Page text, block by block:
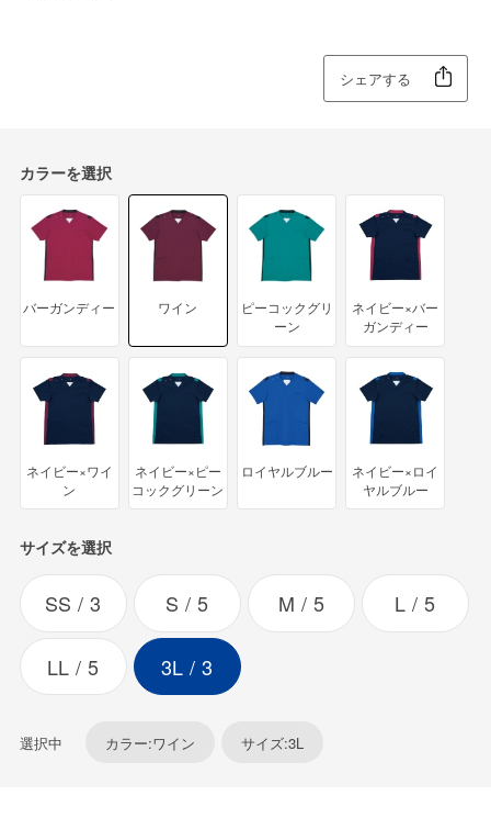
シェアする
カラーを選択
バーガンディー ワイン
ピーコックグリ
ーン
ネイビー×バー
ガンディー
ネイビー×ワイ
ン
ネイビー×ピー
コックグリーン
ロイヤルブルー
ネイビー×ロイ
ヤルブルー
サイズを選択
SS 3 S 5 M 5 L 5
LL 5 3L 3
選択中 カラー:ワイン サイズ:3L